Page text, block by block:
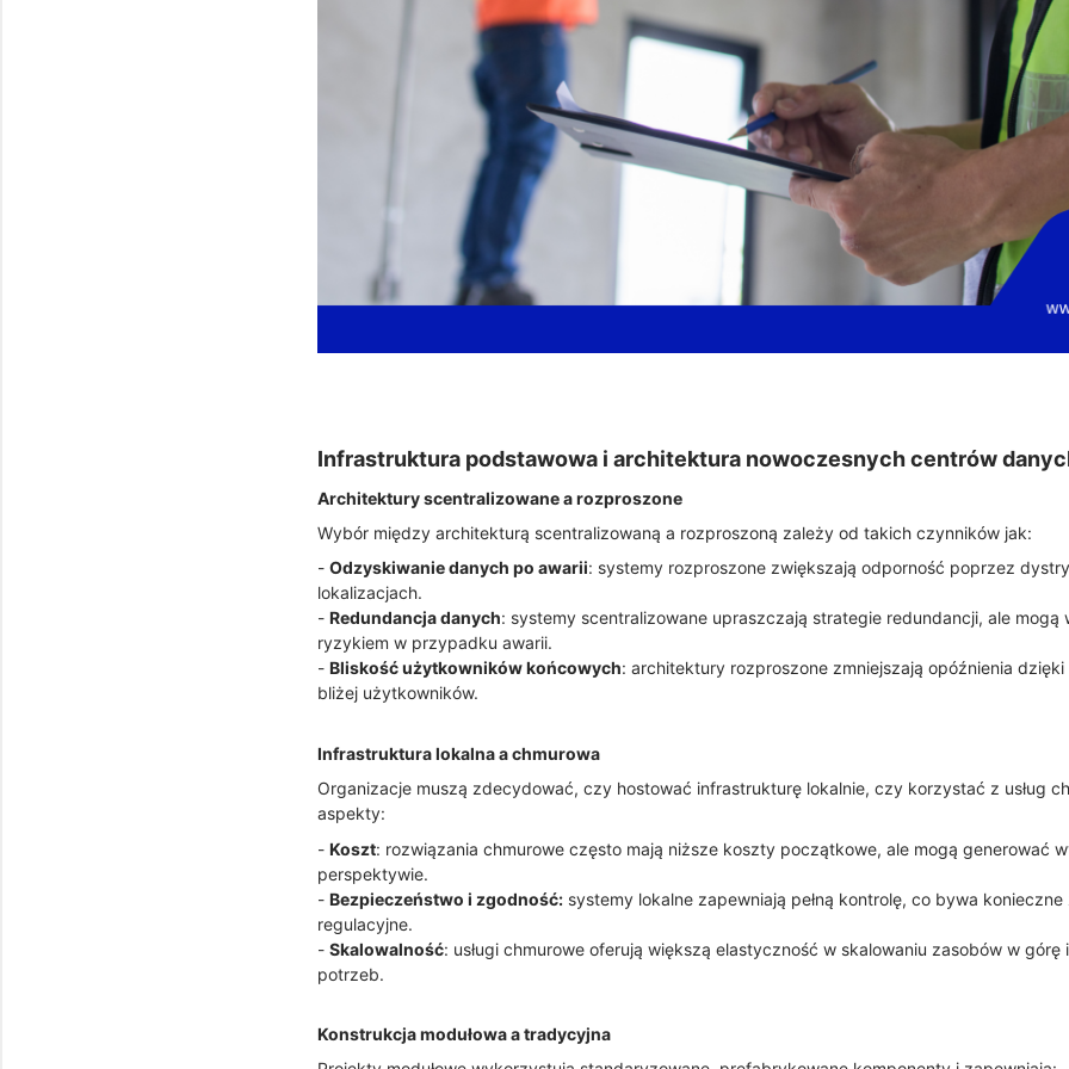
Infrastruktura podstawowa i architektura nowoczesnych centrów
Architektury scentralizowane a rozproszone
Wybór między architekturą scentralizowaną a rozproszoną zależy od takich czynników jak:
- Odzyskiwanie danych po awarii: systemy rozproszone zwiększają odporność poprzez
lokalizacjach.
- Redundancja danych: systemy scentralizowane upraszczają strategie redundancji, ale mogą
ryzykiem w przypadku awarii.
- Bliskość użytkowników końcowych: architektury rozproszone zmniejszają opóźnienia
bliżej użytkowników.
Infrastruktura lokalna a chmurowa
Organizacje muszą zdecydować, czy hostować infrastrukturę lokalnie, czy korzystać z usług
aspekty:
- Koszt: rozwiązania chmurowe często mają niższe koszty początkowe, ale mogą generować
perspektywie.
- Bezpieczeństwo i zgodność: systemy lokalne zapewniają pełną kontrolę, co bywa
regulacyjne.
- Skalowalność: usługi chmurowe oferują większą elastyczność w skalowaniu zasobów w górę
potrzeb.
Konstrukcja modułowa a tradycyjna